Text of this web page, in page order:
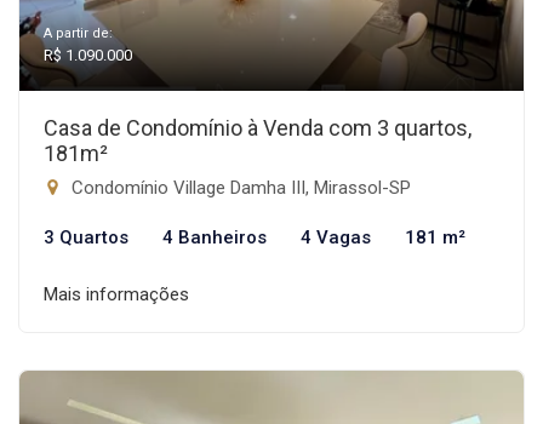
A partir de:
R$ 1.090.000
Casa de Condomínio à Venda com 3 quartos,
181m²
Condomínio Village Damha III, Mirassol-SP
3 Quartos 4 Banheiros 4 Vagas 181 m²
Mais informações